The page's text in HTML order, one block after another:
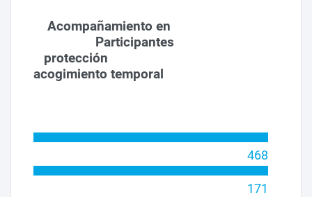
Acompañamiento en
Participantes
protección
acogimiento temporal
468
171